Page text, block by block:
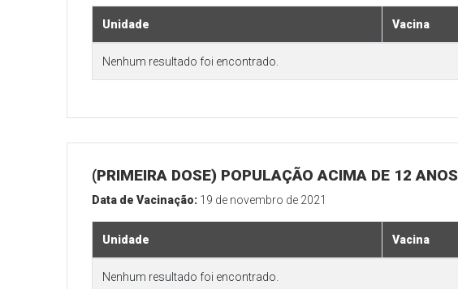
Unidade Vacina
Nenhum resultado foi encontrado.
(PRIMEIRA DOSE) POPULAÇÃO ACIMA DE 12 ANOS
Data de Vacinação: 19 de novembro de 2021
Unidade Vacina
Nenhum resultado foi encontrado.